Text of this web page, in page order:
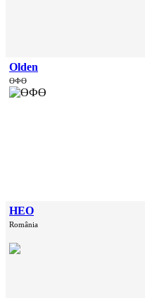
Olden
ӨФӨ
НЕО
România